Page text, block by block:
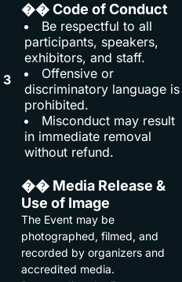
3
�� Code of Conduct
Be respectful to all
participants, speakers,
exhibitors, and staff.
Offensive or
discriminatory language is
prohibited.
Misconduct may result
in immediate removal
without refund.
�� Media Release &
Use of Image
The Event may be
photographed, filmed, and
recorded by organizers and
accredited media.